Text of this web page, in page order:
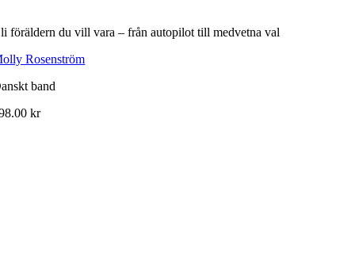
föräldern du vill vara – från autopilot till medvetna val
Rosenström
band
kr